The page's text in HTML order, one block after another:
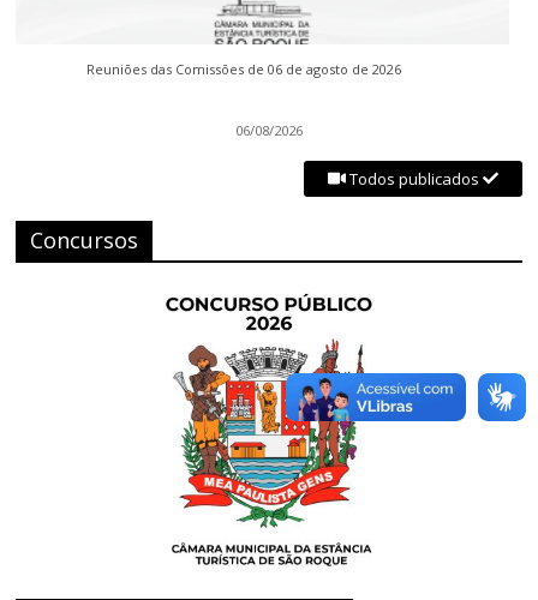
Reuniões das Comissões de 06 de agosto de 2026
06/08/2026
Todos publicados
Concursos